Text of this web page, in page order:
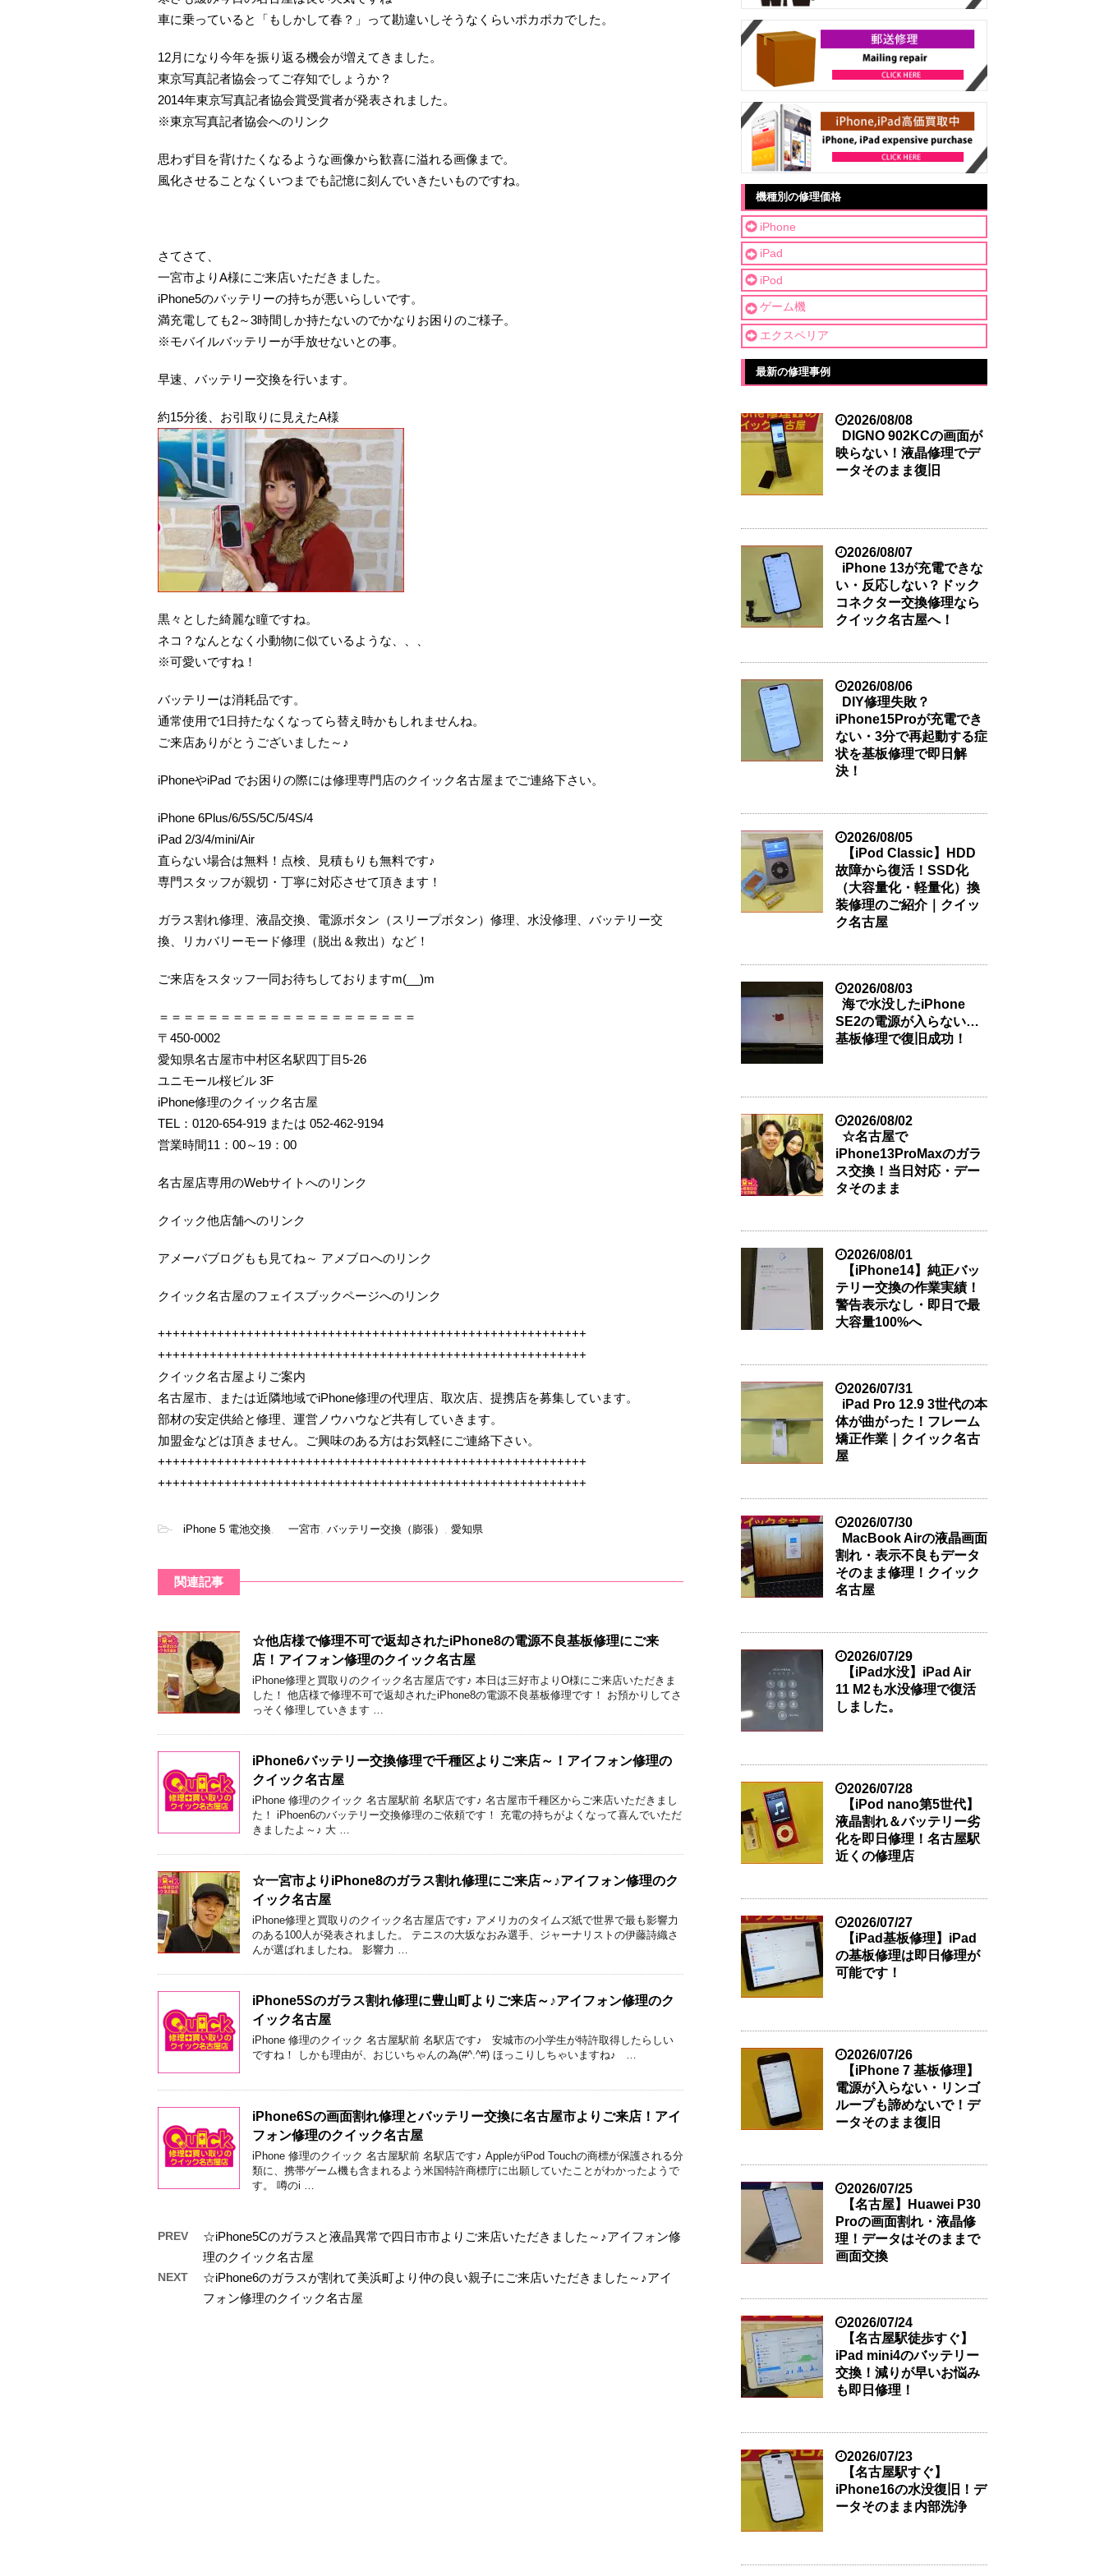
車に乗っていると「もしかして春？」って勘違いしそうなくらいポカポカでした。
12月になり今年を振り返る機会が増えてきました。
東京写真記者協会ってご存知でしょうか？
2014年東京写真記者協会賞受賞者が発表されました。
※東京写真記者協会へのリンク
思わず目を背けたくなるような画像から歓喜に溢れる画像まで。
風化させることなくいつまでも記憶に刻んでいきたいものですね。
さてさて、
一宮市よりA様にご来店いただきました。
iPhone5のバッテリーの持ちが悪いらしいです。
満充電しても2～3時間しか持たないのでかなりお困りのご様子。
※モバイルバッテリーが手放せないとの事。
早速、バッテリー交換を行います。
約15分後、お引取りに見えたA様
黒々とした綺麗な瞳ですね。
ネコ？なんとなく小動物に似ているような、、、
※可愛いですね！
バッテリーは消耗品です。
通常使用で1日持たなくなってら替え時かもしれませんね。
ご来店ありがとうございました～♪
iPhoneやiPad でお困りの際には修理専門店のクイック名古屋までご連絡下さい。
iPhone 6Plus/6/5S/5C/5/4S/4
iPad 2/3/4/mini/Air
直らない場合は無料！点検、見積もりも無料です♪
専門スタッフが親切・丁寧に対応させて頂きます！
ガラス割れ修理、液晶交換、電源ボタン（スリープボタン）修理、水没修理、バッテリー交
換、リカバリーモード修理（脱出＆救出）など！
ご来店をスタッフ一同お待ちしておりますm(__)m
＝＝＝＝＝＝＝＝＝＝＝＝＝＝＝＝＝＝＝＝＝
〒450-0002
愛知県名古屋市中村区名駅四丁目5-26
ユニモール桜ビル 3F
iPhone修理のクイック名古屋
TEL：0120-654-919 または 052-462-9194
営業時間11：00～19：00
名古屋店専用のWebサイトへのリンク
クイック他店舗へのリンク
アメーバブログもも見てね～ アメブロへのリンク
クイック名古屋のフェイスブックページへのリンク
++++++++++++++++++++++++++++++++++++++++++++++++++++++++++
++++++++++++++++++++++++++++++++++++++++++++++++++++++++++
クイック名古屋よりご案内
名古屋市、または近隣地域でiPhone修理の代理店、取次店、提携店を募集しています。
部材の安定供給と修理、運営ノウハウなど共有していきます。
加盟金などは頂きません。ご興味のある方はお気軽にご連絡下さい。
++++++++++++++++++++++++++++++++++++++++++++++++++++++++++
++++++++++++++++++++++++++++++++++++++++++++++++++++++++++
- iPhone 5 電池交換, 一宮市, バッテリー交換（膨張） , 愛知県
関連記事
☆他店様で修理不可で返却されたiPhone8の電源不良基板修理にご来
店！アイフォン修理のクイック名古屋
iPhone修理と買取りのクイック名古屋店です♪ 本日は三好市よりO様にご来店いただきま
した！ 他店様で修理不可で返却されたiPhone8の電源不良基板修理です！ お預かりしてさ
っそく修理していきます …
iPhone6バッテリー交換修理で千種区よりご来店～！アイフォン修理の
クイック名古屋
iPhone 修理のクイック 名古屋駅前 名駅店です♪ 名古屋市千種区からご来店いただきまし
た！ iPhoen6のバッテリー交換修理のご依頼です！ 充電の持ちがよくなって喜んでいただ
きましたよ～♪ 大 …
☆一宮市よりiPhone8のガラス割れ修理にご来店～♪アイフォン修理のク
イック名古屋
iPhone修理と買取りのクイック名古屋店です♪ アメリカのタイムズ紙で世界で最も影響力
のある100人が発表されました。 テニスの大坂なおみ選手、ジャーナリストの伊藤詩織さ
んが選ばれましたね。 影響力 …
iPhone5Sのガラス割れ修理に豊山町よりご来店～♪アイフォン修理のク
イック名古屋
iPhone 修理のクイック 名古屋駅前 名駅店です♪ 安城市の小学生が特許取得したらしい
ですね！ しかも理由が、おじいちゃんの為(#^.^#) ほっこりしちゃいますね♪ …
iPhone6Sの画面割れ修理とバッテリー交換に名古屋市よりご来店！アイ
フォン修理のクイック名古屋
iPhone 修理のクイック 名古屋駅前 名駅店です♪ AppleがiPod Touchの商標が保護される分
類に、携帯ゲーム機も含まれるよう米国特許商標庁に出願していたことがわかったようで
す。 噂のi …
PREV
☆iPhone5Cのガラスと液晶異常で四日市市よりご来店いただきました～♪アイフォン修
理のクイック名古屋
NEXT
☆iPhone6のガラスが割れて美浜町より仲の良い親子にご来店いただきました～♪アイ
フォン修理のクイック名古屋
機種別の修理価格
iPhone
iPad
iPod
ゲーム機
エクスペリア
最新の修理事例
2026/08/08
DIGNO 902KCの画面が
映らない！液晶修理でデ
ータそのまま復旧
2026/08/07
iPhone 13が充電できな
い・反応しない？ドック
コネクター交換修理なら
クイック名古屋へ！
2026/08/06
DIY修理失敗？
iPhone15Proが充電でき
ない・3分で再起動する症
状を基板修理で即日解
決！
2026/08/05
【iPod Classic】HDD
故障から復活！SSD化
（大容量化・軽量化）換
装修理のご紹介｜クイッ
ク名古屋
2026/08/03
海で水没したiPhone
SE2の電源が入らない…
基板修理で復旧成功！
2026/08/02
☆名古屋で
iPhone13ProMaxのガラ
ス交換！当日対応・デー
タそのまま
2026/08/01
【iPhone14】純正バッ
テリー交換の作業実績！
警告表示なし・即日で最
大容量100%へ
2026/07/31
iPad Pro 12.9 3世代の本
体が曲がった！フレーム
矯正作業｜クイック名古
屋
2026/07/30
MacBook Airの液晶画面
割れ・表示不良もデータ
そのまま修理！クイック
名古屋
2026/07/29
【iPad水没】iPad Air
11 M2も水没修理で復活
しました。
2026/07/28
【iPod nano第5世代】
液晶割れ＆バッテリー劣
化を即日修理！名古屋駅
近くの修理店
2026/07/27
【iPad基板修理】iPad
の基板修理は即日修理が
可能です！
2026/07/26
【iPhone 7 基板修理】
電源が入らない・リンゴ
ループも諦めないで！デ
ータそのまま復旧
2026/07/25
【名古屋】Huawei P30
Proの画面割れ・液晶修
理！データはそのままで
画面交換
2026/07/24
【名古屋駅徒歩すぐ】
iPad mini4のバッテリー
交換！減りが早いお悩み
も即日修理！
2026/07/23
【名古屋駅すぐ】
iPhone16の水没復旧！デ
ータそのまま内部洗浄